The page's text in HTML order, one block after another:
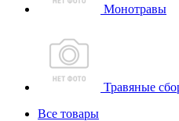
Монотравы
Травяные
Все товары